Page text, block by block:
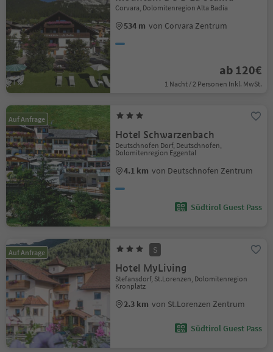
Corvara, Dolomitenregion Alta Badia
534 m von Corvara Zentrum
ab 120€
1 Nacht / 2 Personen Inkl. MwSt.
Auf Anfrage
Hotel Schwarzenbach
Deutschnofen Dorf, Deutschnofen,
Dolomitenregion Eggental
4.1 km von Deutschnofen Zentrum
Südtirol Guest Pass
Auf Anfrage S
Hotel MyLiving
Stefansdorf, St.Lorenzen, Dolomitenregion
Kronplatz
2.3 km von St.Lorenzen Zentrum
Südtirol Guest Pass